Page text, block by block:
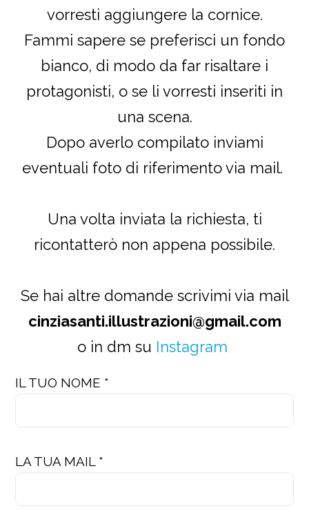
vorresti aggiungere la cornice.
Fammi sapere se preferisci un fondo
bianco, di modo da far risaltare i
protagonisti, o se li vorresti inseriti in
una scena.
Dopo averlo compilato inviami
eventuali foto di riferimento via mail.
Una volta inviata la richiesta, ti
ricontatterò non appena possibile.
Se hai altre domande scrivimi via mail
cinziasanti.illustrazioni@gmail.com
o in dm su Instagram
IL TUO NOME *
LA TUA MAIL *